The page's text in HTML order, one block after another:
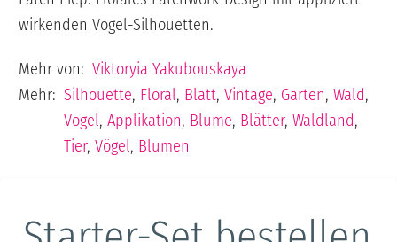
wirkenden Vogel-Silhouetten.
Mehr von: Viktoryia Yakubouskaya
Mehr: Silhouette, Floral, Blatt,Vintage, Garten,Wald,
Vogel,Applikation, Blume, Blätter,Waldland,
Tier,Vögel, Blumen